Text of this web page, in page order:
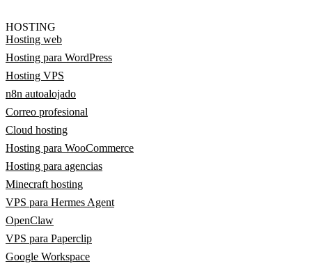
HOSTING
Hosting web
Hosting para WordPress
Hosting VPS
n8n autoalojado
Correo profesional
Cloud hosting
Hosting para WooCommerce
Hosting para agencias
Minecraft hosting
VPS para Hermes Agent
OpenClaw
VPS para Paperclip
Google Workspace